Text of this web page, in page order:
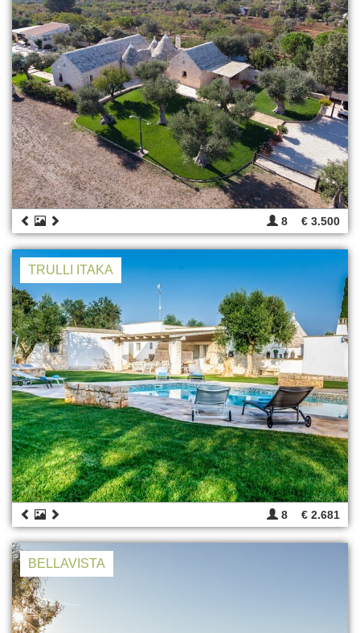
8 € 3.500
TRULLI ITAKA
8 € 2.681
BELLAVISTA